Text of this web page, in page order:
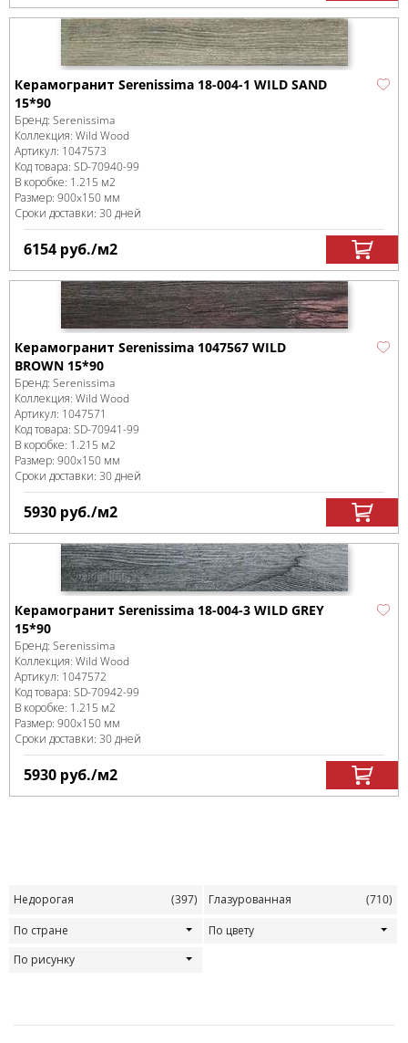
Керамогранит Serenissima 18-004-1 WILD SAND
15*90
Бренд: Serenissima
Коллекция: Wild Wood
Артикул: 1047573
Код товара: SD-70940-99
В коробке: 1.215 м2
Размер: 900x150 мм
Сроки доставки: 30 дней
6154 руб./м2
Керамогранит Serenissima 1047567 WILD
BROWN 15*90
Бренд: Serenissima
Коллекция: Wild Wood
Артикул: 1047571
Код товара: SD-70941-99
В коробке: 1.215 м2
Размер: 900x150 мм
Сроки доставки: 30 дней
5930 руб./м2
Керамогранит Serenissima 18-004-3 WILD GREY
15*90
Бренд: Serenissima
Коллекция: Wild Wood
Артикул: 1047572
Код товара: SD-70942-99
В коробке: 1.215 м2
Размер: 900x150 мм
Сроки доставки: 30 дней
5930 руб./м2
Недорогая (397) Глазурованная
(710)
По стране
По цвету
По рисунку